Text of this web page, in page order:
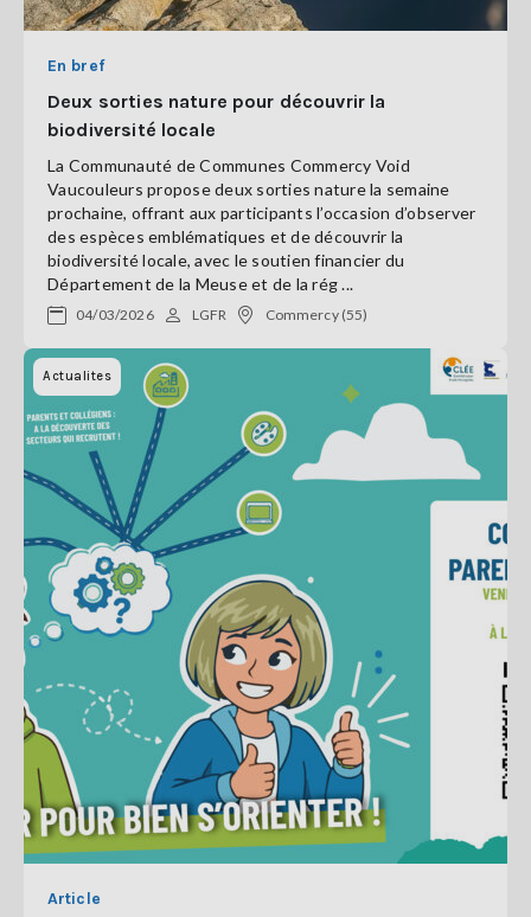
En bref
Deux sorties nature pour découvrir la
biodiversité locale
La Communauté de Communes Commercy Void
Vaucouleurs propose deux sorties nature la semaine
prochaine, offrant aux participants l’occasion d’observer
des espèces emblématiques et de découvrir la
biodiversité locale, avec le soutien financier du
Département de la Meuse et de la rég ...
04/03/2026 LGFR Commercy (55)
Actualites
Article